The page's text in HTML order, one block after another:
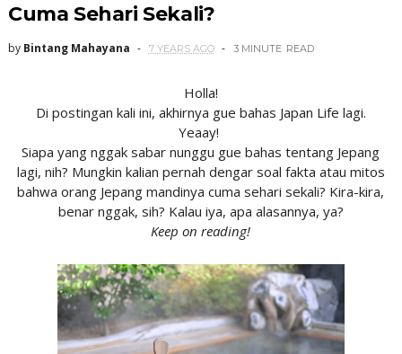
Cuma Sehari Sekali?
by Bintang Mahayana 7 YEARS AGO 3 MINUTE READ
Holla!
Di postingan kali ini, akhirnya gue bahas Japan Life lagi.
Yeaay!
Siapa yang nggak sabar nunggu gue bahas tentang Jepang
lagi, nih? Mungkin kalian pernah dengar soal fakta atau mitos
bahwa orang Jepang mandinya cuma sehari sekali? Kira-kira,
benar nggak, sih? Kalau iya, apa alasannya, ya?
Keep on reading!